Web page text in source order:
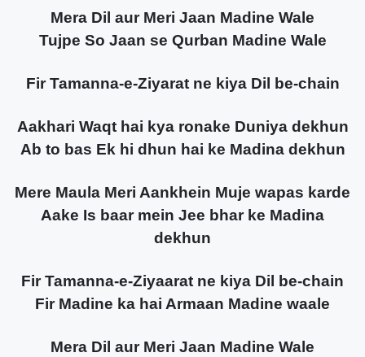
Mera Dil aur Meri Jaan Madine Wale
Tujpe So Jaan se Qurban Madine Wale
Fir Tamanna-e-Ziyarat ne kiya Dil be-chain
Aakhari Waqt hai kya ronake Duniya dekhun
Ab to bas Ek hi dhun hai ke Madina dekhun
Mere Maula Meri Aankhein Muje wapas karde
Aake Is baar mein Jee bhar ke Madina
dekhun
Fir Tamanna-e-Ziyaarat ne kiya Dil be-chain
Fir Madine ka hai Armaan Madine waale
Mera Dil aur Meri Jaan Madine Wale